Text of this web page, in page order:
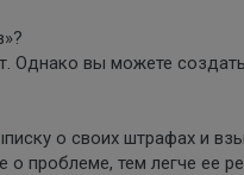
Однако вы можете
о своих штрафах и
проблеме, тем легче ее